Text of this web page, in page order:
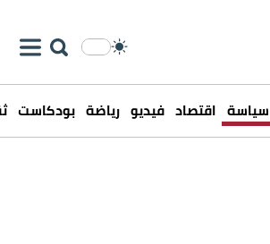
سياسة اقتصاد فيديو رياضة بودكاست